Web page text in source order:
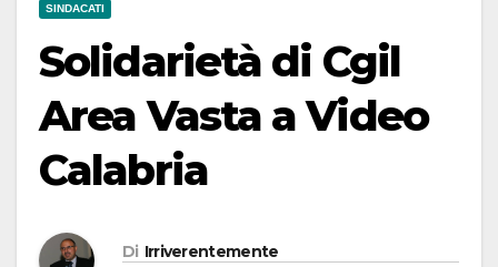
SINDACATI
Solidarietà di Cgil
Area Vasta a Video
Calabria
Di Irriverentemente